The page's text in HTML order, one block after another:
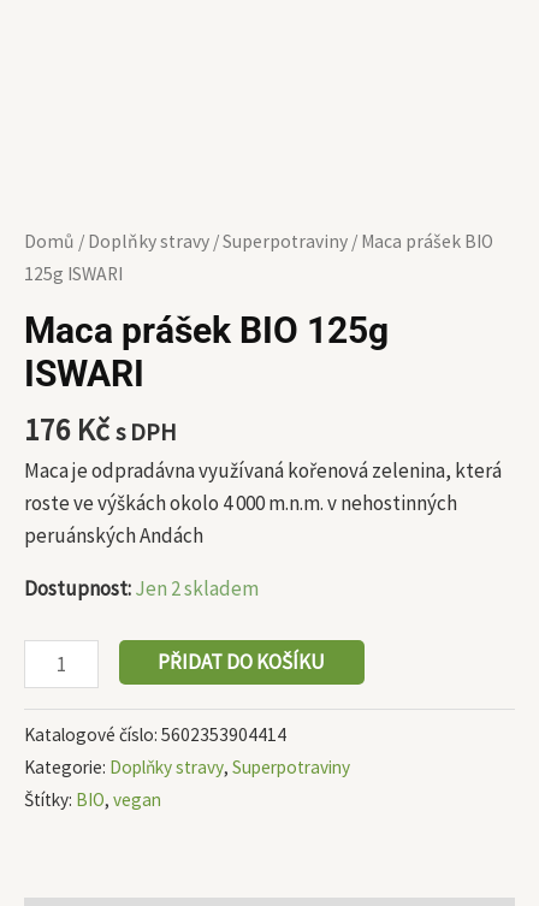
Domů / Doplňky stravy /Superpotraviny / Maca prášek BIO
125g ISWARI
Maca prášek BIO 125g
ISWARI
176 Kčs DPH
Maca je odpradávna využívaná kořenová zelenina, která
roste ve výškách okolo 4 000 m.n.m. v nehostinných
peruánských Andách
Dostupnost:Jen 2 skladem
PŘIDAT DO KOŠÍKU
Katalogové číslo: 5602353904414
Kategorie: Doplňky stravy, Superpotraviny
Štítky: BIO, vegan